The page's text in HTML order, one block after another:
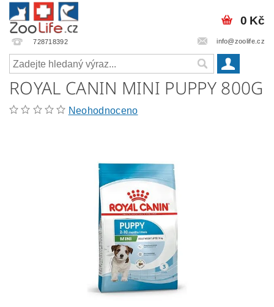
728718392 info@zoolife.cz
0 Kč
ROYAL CANIN MINI PUPPY 800G
Neohodnoceno